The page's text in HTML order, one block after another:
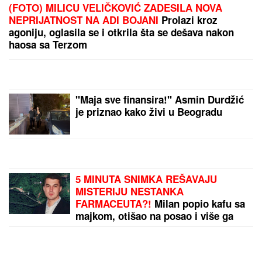
(FOTO) MILICU VELIČKOVIĆ ZADESILA NOVA
NEPRIJATNOST NA ADI BOJANI Prolazi kroz
agoniju, oglasila se i otkrila šta se dešava nakon
haosa sa Terzom
"Maja sve finansira!" Asmin Durdžić
je priznao kako živi u Beogradu
5 MINUTA SNIMKA REŠAVAJU
MISTERIJU NESTANKA
FARMACEUTA?! Milan popio kafu sa
majkom, otišao na posao i više ga